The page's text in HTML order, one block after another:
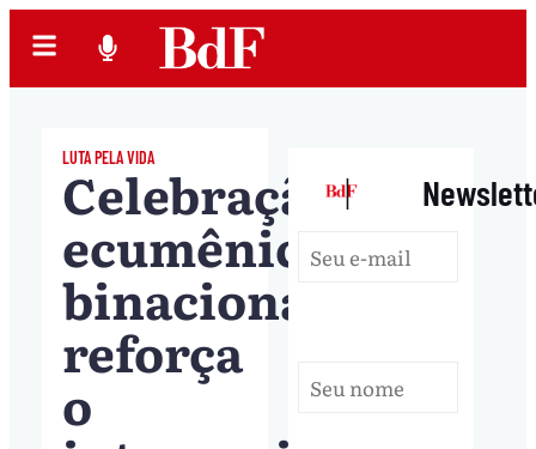
LUTA PELA VIDA
Celebração
ecumênica
binacional
reforça
o
|